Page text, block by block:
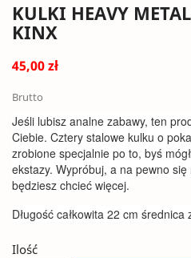
KULKI HEAVY
KINX
45,00 zł
Brutto
Jeśli lubisz analne zabawy, ten
Ciebie. Cztery stalowe kulku o
zrobione specjalnie po to, byś
ekstazy. Wypróbuj, a na pewno
będziesz chcieć więcej.
Długość całkowita 22 cm
Ilość